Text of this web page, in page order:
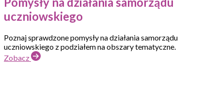
uczniowskiego
Poznaj sprawdzone pomysły na działania samorządu
uczniowskiego z podziałem na obszary tematyczne.
Zobacz